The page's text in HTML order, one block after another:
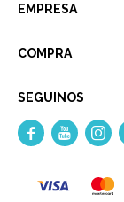
EMPRESA
COMPRA
SEGUINOS
  